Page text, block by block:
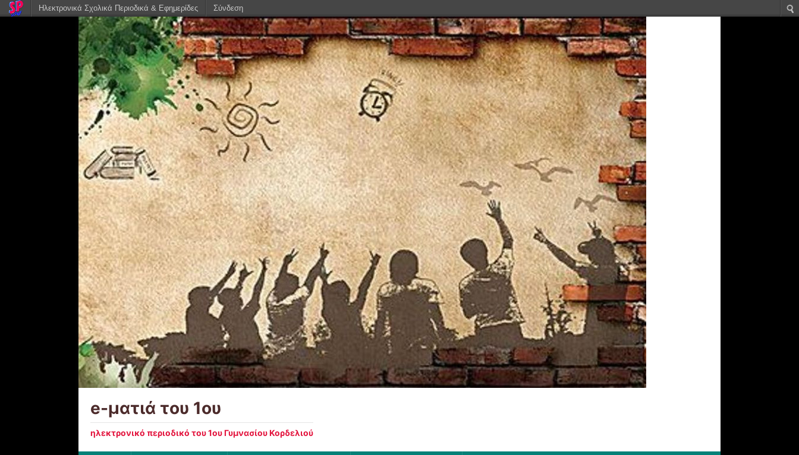
e-ματιά του 1ου
ηλεκτρονικό περιοδικό του 1ου Γυμνασίου Κορδελιού
Ηλεκτρονικά Σχολικά Περιοδικά & Εφημερίδες Σύνδεση